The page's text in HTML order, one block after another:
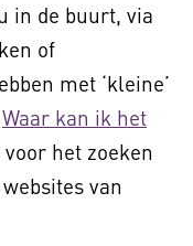
in de buurt, via
of
met ‘kleine’
Waar kan ik het
het zoeken
van